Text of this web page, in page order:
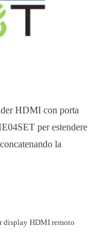
HDMI con porta
per estendere
la
display HDMI remoto